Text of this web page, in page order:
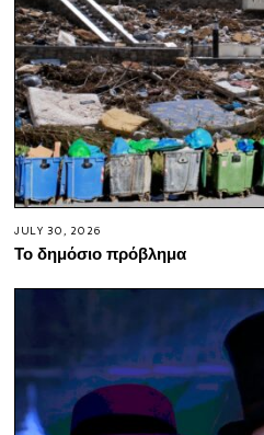
JULY 30, 2026
Το δημόσιο πρόβλημα